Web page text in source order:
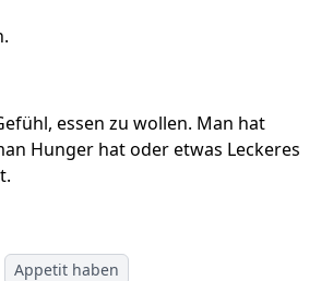
essen zu wollen. Man hat
Hunger hat oder etwas Leckeres
Appetit haben